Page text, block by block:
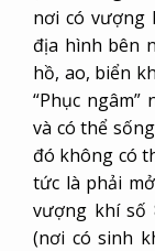
nơi có vượng
địa hình bên
hồ, ao, biển
“Phục
và có thể
đó không có
tức là phải
vượng khí số
(nơi có sinh